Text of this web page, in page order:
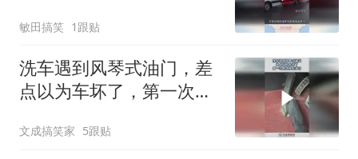
敏田搞笑 1跟贴
洗车遇到风琴式油门，差
点以为车坏了，第一次见
文成搞笑家 5跟贴